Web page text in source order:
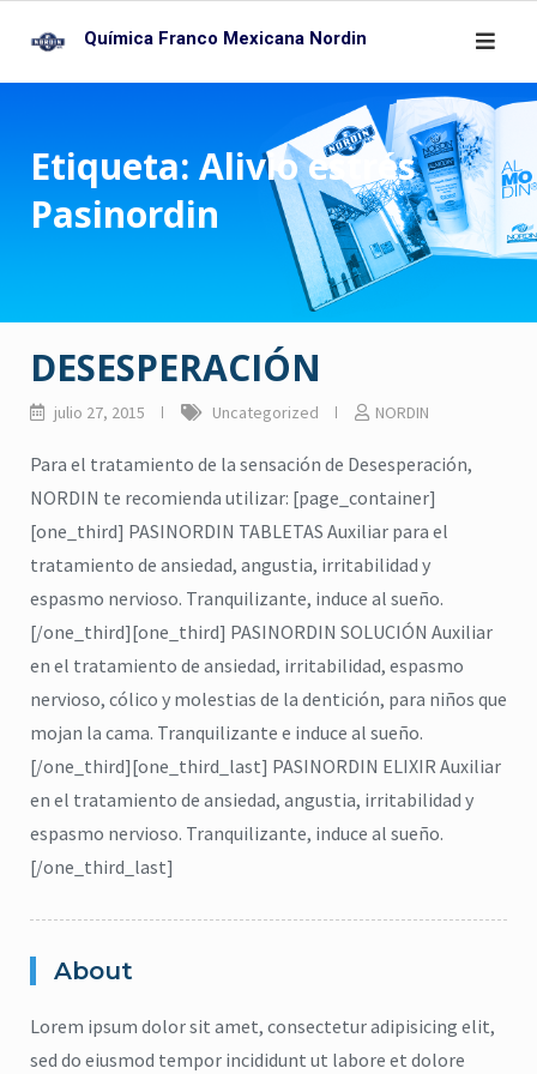
content
citronela,Eucalipto,
Lavanda ,repelente,
Higiene,
jabón para cuerpo,
Química Franco Mexicana Nordin
Etiqueta: Alivio estrés
Pasinordin
DESESPERACIÓN
julio 27, 2015 Uncategorized NORDIN
Para el tratamiento de la sensación de Desesperación,
NORDIN te recomienda utilizar: [page_container]
[one_third] PASINORDIN TABLETAS Auxiliar para el
tratamiento de ansiedad, angustia, irritabilidad y
espasmo nervioso. Tranquilizante, induce al sueño.
[/one_third][one_third] PASINORDIN SOLUCIÓN Auxiliar
en el tratamiento de ansiedad, irritabilidad, espasmo
nervioso, cólico y molestias de la dentición, para niños que
mojan la cama. Tranquilizante e induce al sueño.
[/one_third][one_third_last] PASINORDIN ELIXIR Auxiliar
en el tratamiento de ansiedad, angustia, irritabilidad y
espasmo nervioso. Tranquilizante, induce al sueño.
[/one_third_last]
About
Lorem ipsum dolor sit amet, consectetur adipisicing elit,
sed do eiusmod tempor incididunt ut labore et dolore